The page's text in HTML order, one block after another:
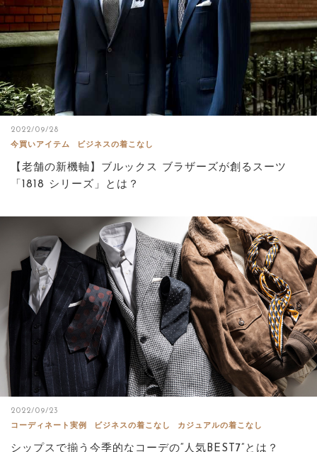
2022/09/28
今買いアイテム
ビジネスの着こなし
【老舗の新機軸】ブルックス ブラザーズが創るスーツ
「1818 シリーズ」とは？
2022/09/23
コーディネート実例
ビジネスの着こなし カジュアルの着こなし
シップスで揃う今季的なコーデの“人気BEST7”とは？